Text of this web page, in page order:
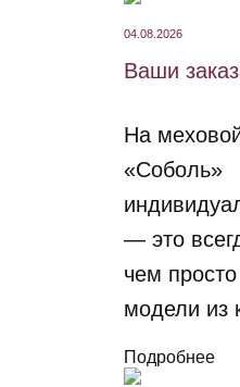
04.08.2026
Ваши
На
«Соболь»
— это
чем
модели из
Подробнее